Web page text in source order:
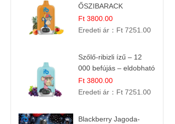
ŐSZIBARACK
elektromos cigi – 12
000 befújás
Ft 3800.00
Eredeti ár： Ft 7251.00
Szőlő-ribizli ízű – 12
000 befújás – eldobható
e cigi
Ft 3800.00
Eredeti ár： Ft 7251.00
Blackberry Jagoda-